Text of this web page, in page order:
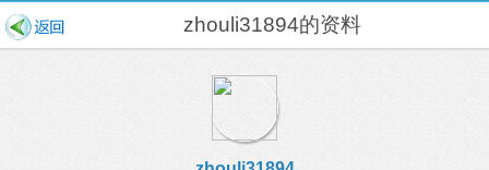
zhouli31894的资料